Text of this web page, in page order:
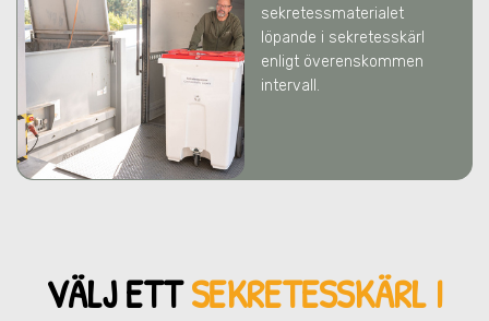
sekretessmaterialet
löpande i sekretesskärl
enligt överenskommen
intervall.
VÄLJ ETTSEKRETESSKÄRL I